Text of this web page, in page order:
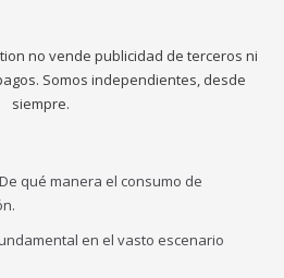
no vende publicidad de terceros ni
Somos independientes, desde
siempre.
qué manera el consumo de
en el vasto escenario